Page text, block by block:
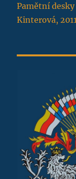
Pamětní
Kinterová,